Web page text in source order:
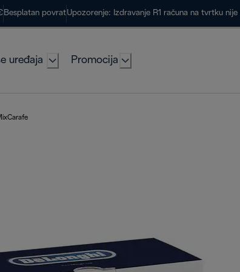
Besplatan povratUpozorenje: Izdravanje R1 računa na tvrtku
uređaja Promocija